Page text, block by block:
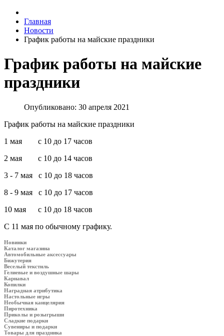
Главная
Новости
График работы на майские праздники
График работы на майские
праздники
Опубликовано: 30 апреля 2021
График работы на майские праздники
1 мая с 10 до 17 часов
2 мая с 10 до 14 часов
3 - 7 мая с 10 до 18 часов
8 - 9 мая с 10 до 17 часов
10 мая с 10 до 18 часов
С 11 мая по обычному графику.
Новинки
Каталог магазина
Автомобильные аксессуары
Бижутерия
Веселый текстиль
Гелиевые и воздушные шары
Карнавал
Копилки
Наградная атрибутика
Настольные игры
Необычная канцелярия
Пиротехника
Приколы и розыгрыши
Сладкие подарки
Сувениры и подарки
Товары для праздника